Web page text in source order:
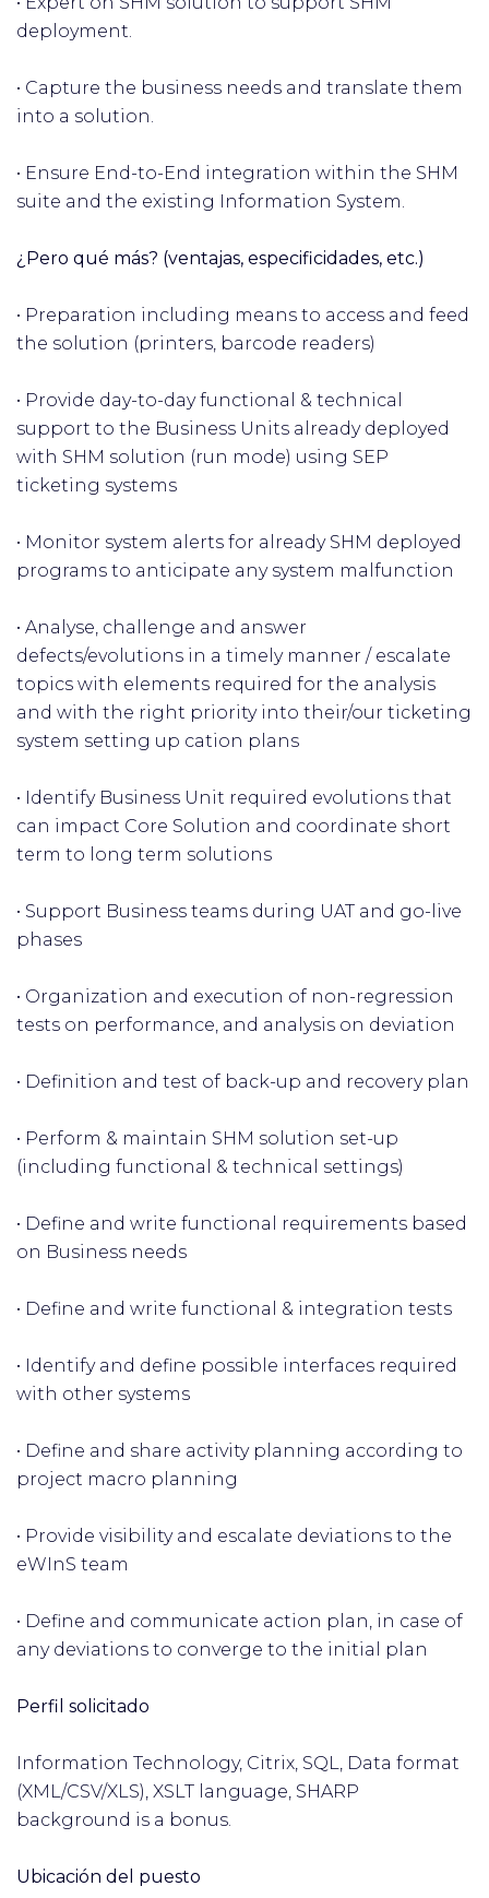
deployment.
• Capture the business needs and translate them
into a solution.
• Ensure End-to-End integration within the SHM
suite and the existing Information System.
¿Pero qué más? (ventajas, especificidades, etc.)
• Preparation including means to access and feed
the solution (printers, barcode readers)
• Provide day-to-day functional & technical
support to the Business Units already deployed
with SHM solution (run mode) using SEP
ticketing systems
• Monitor system alerts for already SHM deployed
programs to anticipate any system malfunction
• Analyse, challenge and answer
defects/evolutions in a timely manner / escalate
topics with elements required for the analysis
and with the right priority into their/our ticketing
system setting up cation plans
• Identify Business Unit required evolutions that
can impact Core Solution and coordinate short
term to long term solutions
• Support Business teams during UAT and go-live
phases
• Organization and execution of non-regression
tests on performance, and analysis on deviation
• Definition and test of back-up and recovery plan
• Perform & maintain SHM solution set-up
(including functional & technical settings)
• Define and write functional requirements based
on Business needs
• Define and write functional & integration tests
• Identify and define possible interfaces required
with other systems
• Define and share activity planning according to
project macro planning
• Provide visibility and escalate deviations to the
eWInS team
• Define and communicate action plan, in case of
any deviations to converge to the initial plan
Perfil solicitado
Information Technology, Citrix, SQL, Data format
(XML/CSV/XLS), XSLT language, SHARP
background is a bonus.
Ubicación del puesto